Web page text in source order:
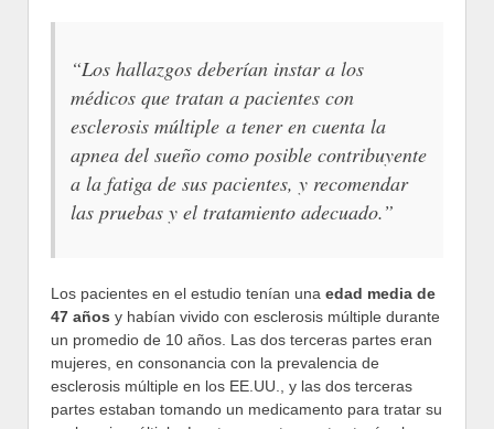
“Los hallazgos deberían instar a los
médicos que tratan a pacientes con
esclerosis múltiple a tener en cuenta la
apnea del sueño como posible contribuyente
a la fatiga de sus pacientes, y recomendar
las pruebas y el tratamiento adecuado.”
Los pacientes en el estudio tenían una edad media de
47 años y habían vivido con esclerosis múltiple durante
un promedio de 10 años. Las dos terceras partes eran
mujeres, en consonancia con la prevalencia de
esclerosis múltiple en los EE.UU., y las dos terceras
partes estaban tomando un medicamento para tratar su